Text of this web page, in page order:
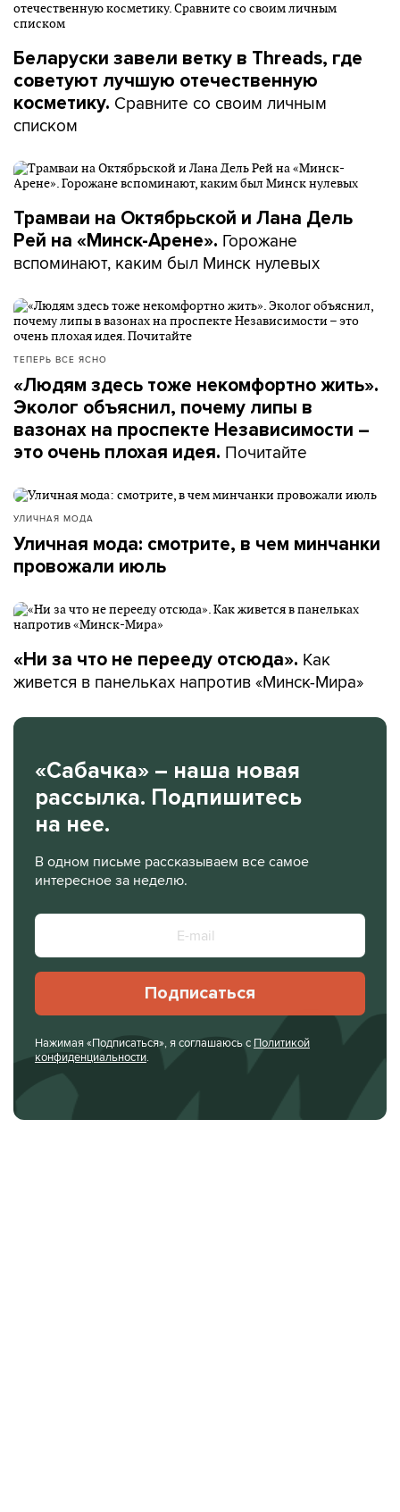
Беларуски завели ветку в Threads, где
советуют лучшую отечественную
косметику. Сравните со своим личным
списком
Трамваи на Октябрьской и Лана Дель
Рей на «Минск-Арене». Горожане
вспоминают, каким был Минск нулевых
ТЕПЕРЬ ВСЕ ЯСНО
«Людям здесь тоже некомфортно жить».
Эколог объяснил, почему липы в
вазонах на проспекте Независимости –
это очень плохая идея. Почитайте
УЛИЧНАЯ МОДА
Уличная мода: смотрите, в чем минчанки
провожали июль
«Ни за что не перееду отсюда». Как
живется в панельках напротив «Минск-Мира»
«Сабачка» – наша новая
рассылка. Подпишитесь
на нее.
В одном письме рассказываем все самое
интересное за неделю.
Подписаться
Нажимая «Подписаться», я соглашаюсь с Политикой
конфиденциальности.